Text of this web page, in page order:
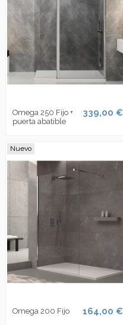
Omega 250 Fijo +
puerta abatible
339,00 €
Nuevo
Omega 200 Fijo 164,00 €